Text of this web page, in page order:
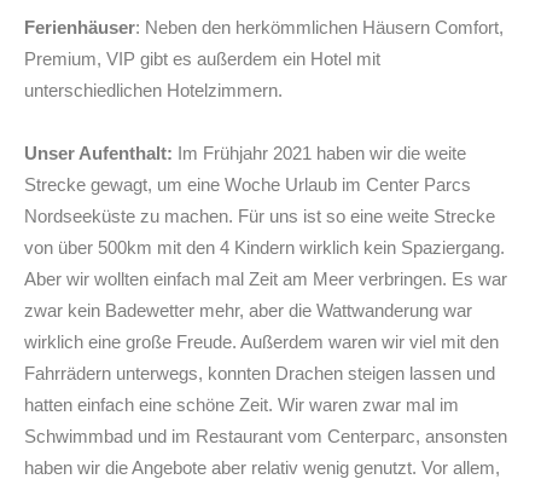
Ferienhäuser: Neben den herkömmlichen Häusern Comfort,
Premium, VIP gibt es außerdem ein Hotel mit
unterschiedlichen Hotelzimmern.
Unser Aufenthalt: Im Frühjahr 2021 haben wir die weite
Strecke gewagt, um eine Woche Urlaub im Center Parcs
Nordseeküste zu machen. Für uns ist so eine weite Strecke
von über 500km mit den 4 Kindern wirklich kein Spaziergang.
Aber wir wollten einfach mal Zeit am Meer verbringen. Es war
zwar kein Badewetter mehr, aber die Wattwanderung war
wirklich eine große Freude. Außerdem waren wir viel mit den
Fahrrädern unterwegs, konnten Drachen steigen lassen und
hatten einfach eine schöne Zeit. Wir waren zwar mal im
Schwimmbad und im Restaurant vom Centerparc, ansonsten
haben wir die Angebote aber relativ wenig genutzt. Vor allem,